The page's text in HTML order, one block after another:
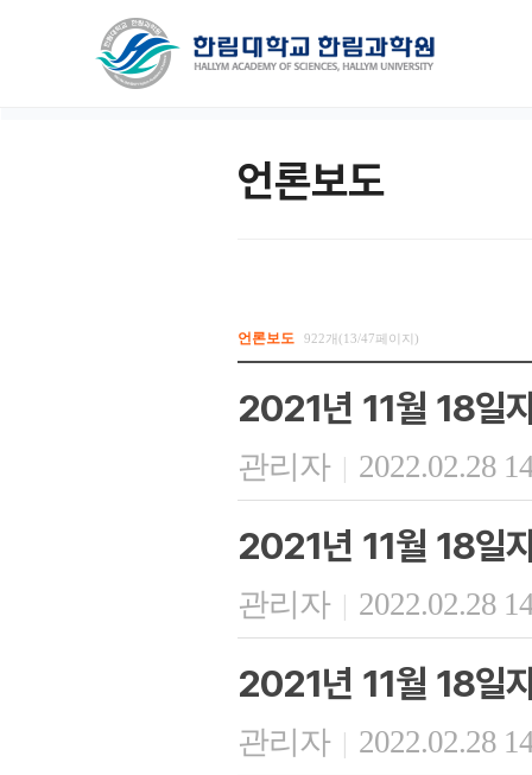
언론보도
언론보도 922개(13/47페이지)
2021년 11월 18일
관리자 | 2022.02.28
2021년 11월 18일
관리자 | 2022.02.28
2021년 11월 18일
관리자 | 2022.02.28